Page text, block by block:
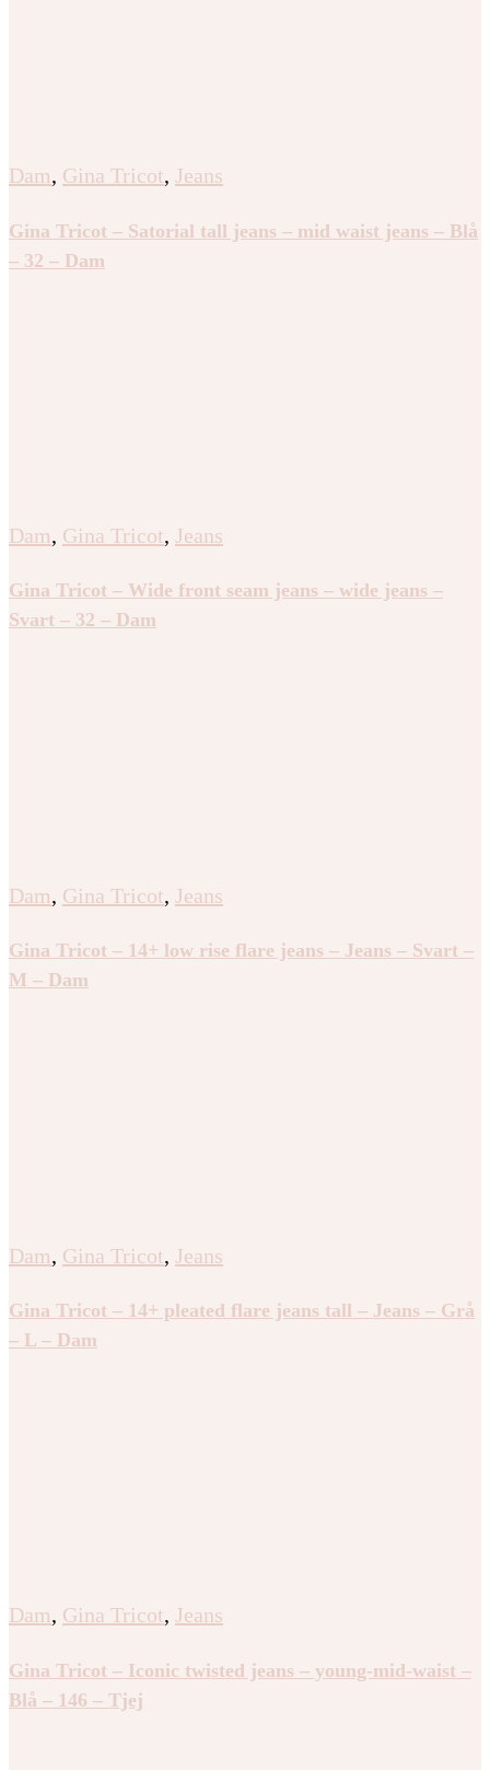
Dam, Gina Tricot, Jeans
Gina Tricot – Satorial tall jeans – mid waist jeans – Blå
– 32 – Dam
Dam, Gina Tricot, Jeans
Gina Tricot – Wide front seam jeans – wide jeans –
Svart – 32 – Dam
Dam, Gina Tricot, Jeans
Gina Tricot – 14+ low rise flare jeans – Jeans – Svart –
M – Dam
Dam, Gina Tricot, Jeans
Gina Tricot – 14+ pleated flare jeans tall – Jeans – Grå
– L – Dam
Dam, Gina Tricot, Jeans
Gina Tricot – Iconic twisted jeans – young-mid-waist –
Blå – 146 – Tjej